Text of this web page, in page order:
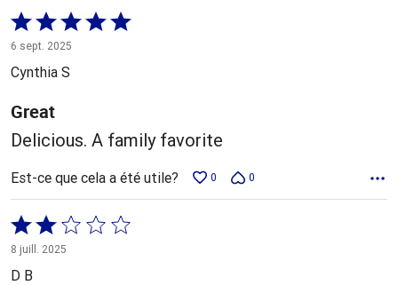
Coté
5 sur
5
6 sept. 2025
Cynthia S
Great
Delicious. A family favorite
Est-ce que cela a été utile? 0 0
Coté
2 sur
5
8 juill. 2025
D B